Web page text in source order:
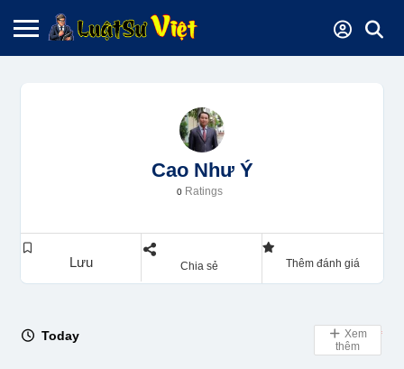
Cao Như Ý
0Ratings
Lưu Chia sẻ Thêm đánh giá
Today Day Off
Xem
thêm